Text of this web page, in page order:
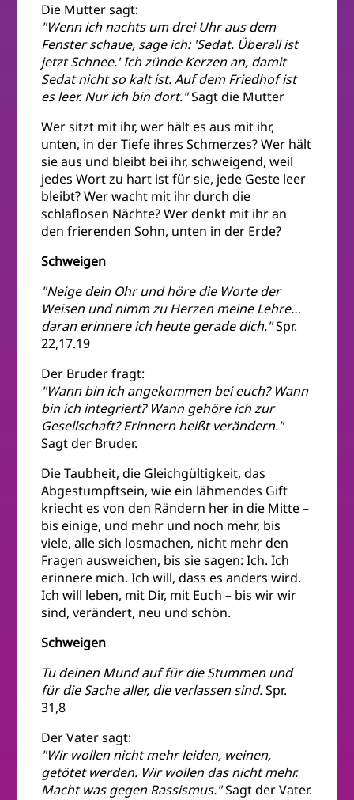
Die Mutter sagt:
"Wenn ich nachts um drei Uhr aus dem
Fenster schaue, sage ich: 'Sedat. Überall ist
jetzt Schnee.' Ich zünde Kerzen an, damit
Sedat nicht so kalt ist. Auf dem Friedhof ist
es leer. Nur ich bin dort."Sagt die Mutter
Wer sitzt mit ihr, wer hält es aus mit ihr,
unten, in der Tiefe ihres Schmerzes? Wer hält
sie aus und bleibt bei ihr, schweigend, weil
jedes Wort zu hart ist für sie, jede Geste leer
bleibt? Wer wacht mit ihr durch die
schlaflosen Nächte? Wer denkt mit ihr an
den frierenden Sohn, unten in der Erde?
Schweigen
"Neige dein Ohr und höre die Worte der
Weisen und nimm zu Herzen meine Lehre…
daran erinnere ich heute gerade dich."Spr.
22,17.19
Der Bruder fragt:
"Wann bin ich angekommen bei euch? Wann
bin ich integriert? Wann gehöre ich zur
Gesellschaft? Erinnern heißt verändern."
Sagt der Bruder.
Die Taubheit, die Gleichgültigkeit, das
Abgestumpftsein, wie ein lähmendes Gift
kriecht es von den Rändern her in die Mitte –
bis einige, und mehr und noch mehr, bis
viele, alle sich losmachen, nicht mehr den
Fragen ausweichen, bis sie sagen: Ich. Ich
erinnere mich. Ich will, dass es anders wird.
Ich will leben, mit Dir, mit Euch – bis wir wir
sind, verändert, neu und schön.
Schweigen
Tu deinen Mund auf für die Stummen und
für die Sache aller, die verlassen sind.Spr.
31,8
Der Vater sagt:
"Wir wollen nicht mehr leiden, weinen,
getötet werden. Wir wollen das nicht mehr.
Macht was gegen Rassismus."Sagt der Vater.